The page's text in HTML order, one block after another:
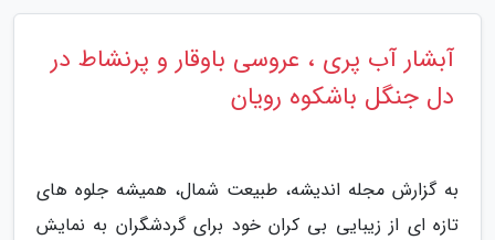
آبشار آب پری ، عروسی باوقار و پرنشاط در
دل جنگل باشکوه رویان
به گزارش مجله اندیشه، طبیعت شمال، همیشه جلوه های
تازه ای از زیبایی بی کران خود برای گردشگران به نمایش